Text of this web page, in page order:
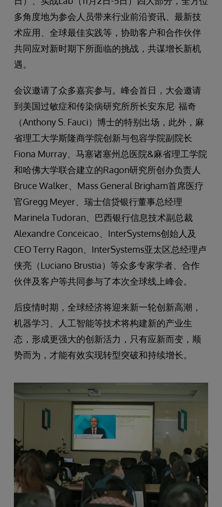
多角度地为参会人员带来行业前沿资讯、最新技
术应用、全球最佳实践等，协助客户和合作伙伴
共同应对新时期下所面临的挑战，共谋增长新机
遇。
会议邀请了众多嘉宾参与。峰会首日，大会邀请
到美国过敏症和传染病研究所所长安东尼· 福奇
（Anthony S. Fauci）博士的特别出场，此外，麻
省理工大学斯隆商学院创新与包容学院副院长
Fiona Murray、马塞诸塞州总医院&麻省理工学院
和哈佛大学联合建立的Ragon研究所创办负责人
Bruce Walker、Mass General Brigham首席医疗
官Gregg Meyer、瑞士信贷银行董事总经理
Marinela Tudoran、巴西银行信息技术副总裁
Alexandre Conceicao、InterSystems创始人及
CEO Terry Ragon、InterSystems亚太区总经理卢
侠亮（Luciano Brustia）等众多专家学者、合作
伙伴及客户等共同参与了本次全球线上峰会。
后疫情时期，全球经济将迎来新一轮创新高潮，
机器学习、人工智能等技术将构建新的产业生
态，形成更强大的创新活力，只有应新而变，顺
势而为，才能有效实现转型突破和持续增长。